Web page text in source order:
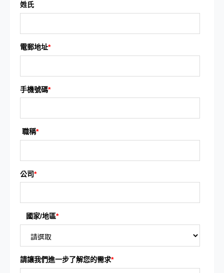
姓氏
電郵地址*
手機號碼*
職稱*
公司*
國家/地區*
請讓我們進一步了解您的需求*